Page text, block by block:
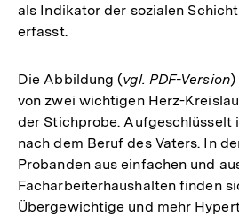
als Indikator der sozialen
erfasst.
Die Abbildung (vgl. PDF-Version)
von zwei wichtigen Herz-
der Stichprobe. Aufgeschlüsselt
nach dem Beruf des Vaters. In
Probanden aus einfachen und
Facharbeiterhaushalten finden
Übergewichtige und mehr